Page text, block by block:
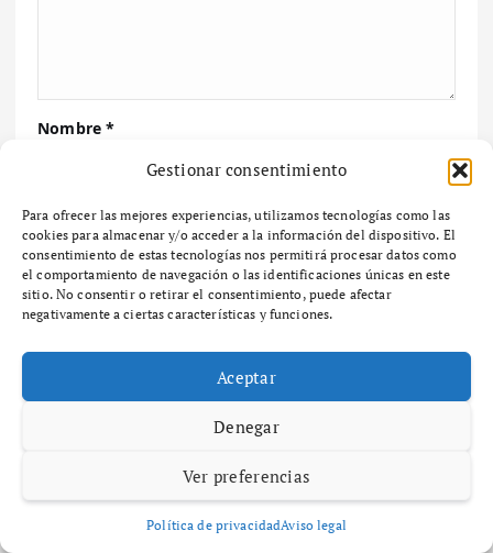
Gestionar consentimiento
Para ofrecer las mejores experiencias, utilizamos tecnologías como las
cookies para almacenar y/o acceder a la información del dispositivo. El
consentimiento de estas tecnologías nos permitirá procesar datos como
el comportamiento de navegación o las identificaciones únicas en este
sitio. No consentir o retirar el consentimiento, puede afectar
negativamente a ciertas características y funciones.
Aceptar
Denegar
Ver preferencias
Política de privacidadAviso legal
Nombre*
Correo electrónico*
Web
Guarda mi nombre, correo electrónico y web en
este navegador para la próxima vez que comente.